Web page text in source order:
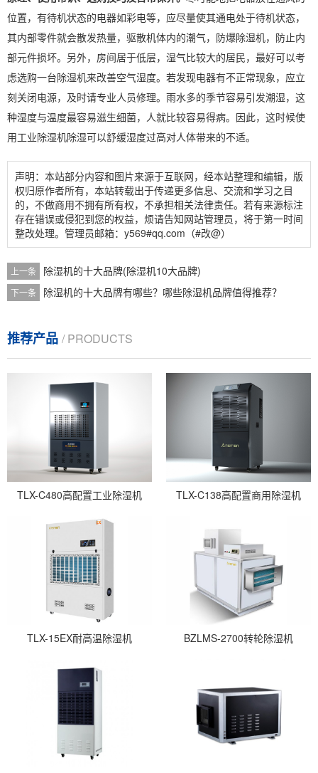
位置，有待机状态的电器如彩电等，应尽量使其通电处于待机状态，
其内部零件就会散发热量，驱散机体内的潮气， 防爆除湿机，防止内
部元件损坏。另外，房间居于低层，湿气比较大的居民，最好可以考
虑选购一台除湿机来改善空气湿度。若发现电器有不正常现象，应立
刻关闭电源，及时请专业人员修理。雨水多的季节容易引发潮湿，这
种湿度与温度最容易滋生细菌，人就比较容易得病。因此，这时候使
用工业除湿机除湿可以舒缓湿度过高对人体带来的不适。
声明：本站部分内容和图片来源于互联网，经本站整理和编辑，版
权归原作者所有，本站转载出于传递更多信息、交流和学习之目
的，不做商用不拥有所有权，不承担相关法律责任。若有来源标注
存在错误或侵犯到您的权益，烦请告知网站管理员，将于第一时间
整改处理。管理员邮箱：y569#qq.com（#改@）
上一条 除湿机的十大品牌(除湿机10大品牌)
下一条 除湿机的十大品牌有哪些？哪些除湿机品牌值得推荐？
推荐产品 / PRODUCTS
TLX-C480高配置工业除湿机 TLX-C138高配置商用除湿机
TLX-15EX耐高温除湿机 BZLMS-2700转轮除湿机